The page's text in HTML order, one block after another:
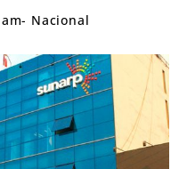
- Nacional